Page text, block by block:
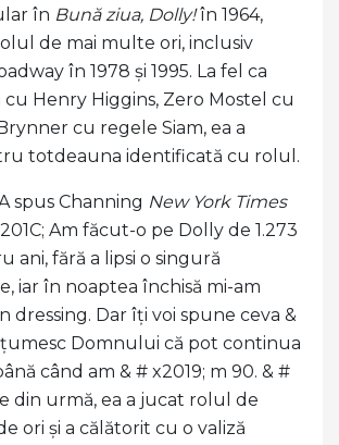
în Bună ziua, Dolly!în 1964,
de mai multe ori, inclusiv
în 1978 și 1995. La fel ca
cu Henry Higgins, Zero Mostel cu
cu regele Siam, ea a
totdeauna identificată cu rolul.
spus Channing New York Times
Am făcut-o pe Dolly de 1.273
ani, fără a lipsi o singură
iar în noaptea închisă mi-am
dressing. Dar îți voi spune ceva &
Domnului că pot continua
când am & # x2019; m 90. & #
din urmă, ea a jucat rolul de
ori și a călătorit cu o valiză